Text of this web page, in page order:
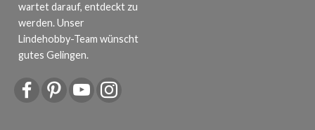
wartet darauf, entdeckt zu
werden. Unser
Lindehobby-Team wünscht
gutes Gelingen.